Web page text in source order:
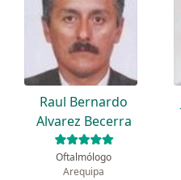
Raul Bernardo
Alvarez Becerra
Oftalmólogo
Arequipa